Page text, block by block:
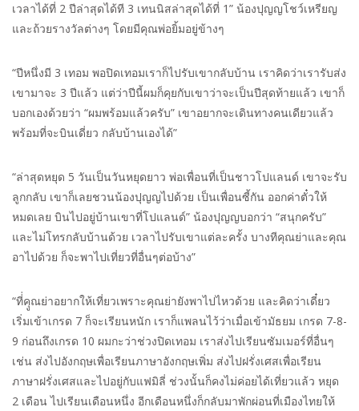
เวลาได้ที่ 2 ปีล่าสุดได้ที 3 เทนนิสล่าสุดได้ที่ 1” น้องปุญญโชว์เหรียญ
และถ้วยรางวัลต่างๆ โดยมีคุณพ่อยิ้มอยู่ข้างๆ
“ปีหนึ่งมี 3 เทอม พอปิดเทอมเราก็ไปรับเขากลับบ้าน เราคิดว่าเรารับส่ง
เขามาจะ 3 ปีแล้ว แต่ว่าปีนี้ผมก็คุยกับเขาว่าจะเป็นปีสุดท้ายแล้ว เขาก็
บอกเองด้วยว่า “ผมพร้อมแล้วครับ” เขาอยากจะเดินทางคนเดียวแล้ว
พร้อมที่จะบินเดี่ยว กลับบ้านเองได้”
“ล่าสุดหยุด 5 วันเป็นวันหยุดยาว พ่อเพื่อนที่เป็นชาวโปแลนด์ เขาจะรับ
ลูกกลับ เขาก็เลยชวนน้องปุญญไปด้วย เป็นเพื่อนซี้กัน ออกค่าตั๋วให้
หมดเลย บินไปอยู่บ้านเขาที่โปแลนด์” น้องปุญญบอกว่า “สนุกครับ”
และไม่โทรกลับบ้านด้วย เวลาไปรับเขาแต่ละครั้ง บางทีคุณย่าและคุณ
อาไปด้วย ก็จะพาไปเที่ยวที่อื่นๆต่อบ้าง”
“ที่่คุูณย่าอยากให้เที่ยวเพราะคุณย่ายังพาไปไหวด้วย และคิดว่าเดี๋ยว
เริ่มเข้าเกรด 7 ก็จะเรียนหนัก เราก็แพลนไว้ว่าเมื่อเข้ามัธยม เกรด 7-8-
9 ก่อนถึงเกรด 10 ผมกะว่าช่วงปิดเทอม เราส่งไปเรียนซัมเมอร์ที่อื่นๆ
เช่น ส่งไปอังกฤษเพื่อเรียนภาษาอังกฤษเพิ่ม ส่งไปฝรั่งเศสเพื่อเรียน
ภาษาฝรั่งเศสและไปอยู่กับแฟมิลี่ ช่วงนั้นก็คงไม่ค่อยได้เที่ยวแล้ว หยุด
2 เดือน ไปเรียนเดือนหนึ่ง อีกเดือนหนึ่งก็กลับมาพักผ่อนที่เมืองไทยให้